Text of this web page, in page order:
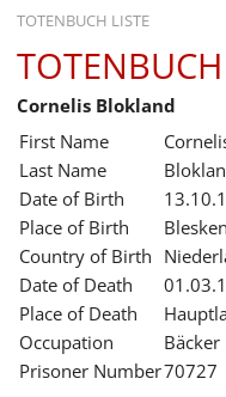
TOTENBUCH LISTE
STARTSEITE
AUSSTELLUNGEN
GESCHICHTE
BILDUNG
FORSCHUNG
SERVICE
Leichte Sprache Back
Cornelis Blokland
First Name
Last Name
Date of Birth
Place of Birth
Country of Birth
Date of Death
Place of Death
Occupation
Bäcker
Prisoner Number70727